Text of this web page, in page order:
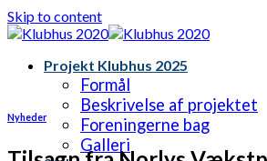
Skip to content
Projekt Klubhus 2025
Formål
Beskrivelse af projektet
Foreningerne bag
Galleri
Nyheder